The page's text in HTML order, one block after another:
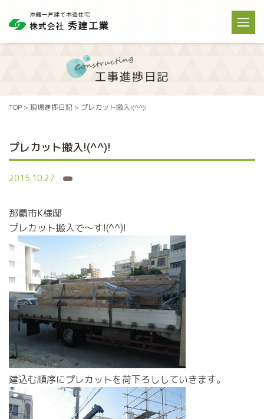
TOP > 現場進捗日記 > プレカット搬入!(^^)!
プレカット搬入!(^^)!
2015.10.27
那覇市K様邸
プレカット搬入で～す!(^^)!
建込む順序にプレカットを荷下ろししていきます。